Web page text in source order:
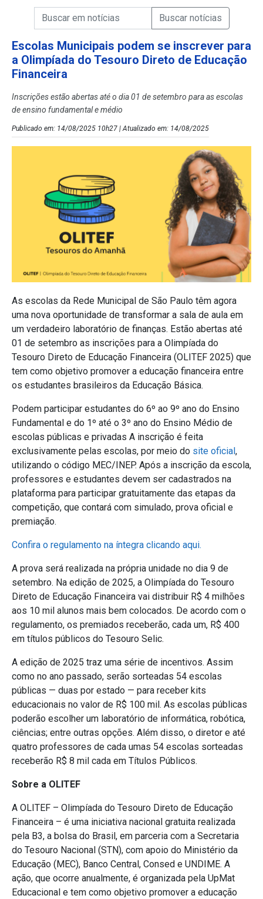
Campo de Busca de Notícias
Campo de Busca de informaçõesEnviar a Busca de Notícias
Escolas Municipais podem se inscrever para
a Olimpíada do Tesouro Direto de Educação
Financeira
Inscrições estão abertas até o dia 01 de setembro para as escolas
de ensino fundamental e médio
Publicado em: 14/08/2025 10h27 | Atualizado em: 14/08/2025
As escolas da Rede Municipal de São Paulo têm agora
uma nova oportunidade de transformar a sala de aula em
um verdadeiro laboratório de finanças. Estão abertas até
01 de setembro as inscrições para a Olimpíada do
Tesouro Direto de Educação Financeira (OLITEF 2025) que
tem como objetivo promover a educação financeira entre
os estudantes brasileiros da Educação Básica.
Podem participar estudantes do 6º ao 9º ano do Ensino
Fundamental e do 1º até o 3º ano do Ensino Médio de
escolas públicas e privadas A inscrição é feita
exclusivamente pelas escolas, por meio do site oficial ,
utilizando o código MEC/INEP. Após a inscrição da escola,
professores e estudantes devem ser cadastrados na
plataforma para participar gratuitamente das etapas da
competição, que contará com simulado, prova oficial e
premiação.
Confira o regulamento na íntegra clicando aqui.
A prova será realizada na própria unidade no dia 9 de
setembro. Na edição de 2025, a Olimpíada do Tesouro
Direto de Educação Financeira vai distribuir R$ 4 milhões
aos 10 mil alunos mais bem colocados. De acordo com o
regulamento, os premiados receberão, cada um, R$ 400
em títulos públicos do Tesouro Selic.
A edição de 2025 traz uma série de incentivos. Assim
como no ano passado, serão sorteadas 54 escolas
públicas — duas por estado — para receber kits
educacionais no valor de R$ 100 mil. As escolas públicas
poderão escolher um laboratório de informática, robótica,
ciências; entre outras opções. Além disso, o diretor e até
quatro professores de cada umas 54 escolas sorteadas
receberão R$ 8 mil cada em Títulos Públicos.
Sobre a OLITEF
A OLITEF – Olimpíada do Tesouro Direto de Educação
Financeira – é uma iniciativa nacional gratuita realizada
pela B3, a bolsa do Brasil, em parceria com a Secretaria
do Tesouro Nacional (STN), com apoio do Ministério da
Educação (MEC), Banco Central, Consed e UNDIME. A
ação, que ocorre anualmente, é organizada pela UpMat
Educacional e tem como objetivo promover a educação